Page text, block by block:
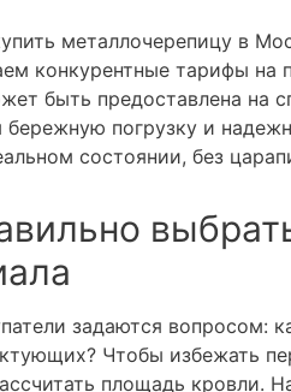
металлочерепицу в
конкурентные тарифы на
быть предоставлена на
бережную погрузку и
состоянии, без
задаются вопросом:
Чтобы избежать
площадь кровли.